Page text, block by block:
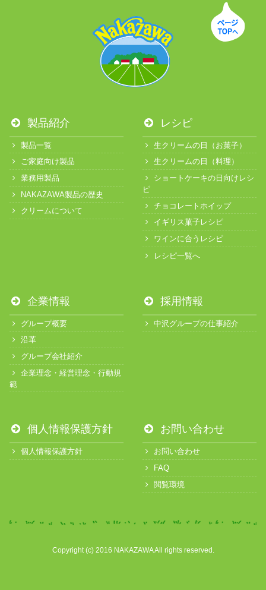
製品紹介
製品一覧
ご家庭向け製品
業務用製品
NAKAZAWA製品の歴史
クリームについて
レシピ
生クリームの日（お菓子）
生クリームの日（料理）
ショートケーキの日向けレシ
ピ
チョコレートホイップ
イギリス菓子レシピ
ワインに合うレシピ
レシピ一覧へ
企業情報
グループ概要
沿革
グループ会社紹介
企業理念・経営理念・行動規
範
採用情報
中沢グループの仕事紹介
個人情報保護方針
個人情報保護方針
お問い合わせ
お問い合わせ
FAQ
閲覧環境
Copyright (c) 2016 NAKAZAWA All rights reserved.